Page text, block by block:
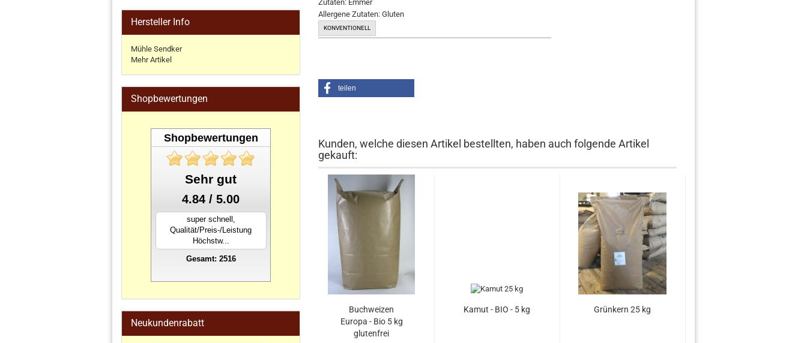
Zutaten: Emmer
Allergene Zutaten: Gluten
KONVENTIONELL
teilen
Kunden, welche diesen Artikel bestellten, haben auch folgende Artikel
gekauft:
Buchweizen
Europa - Bio 5 kg
glutenfrei
Kamut - BIO - 5 kg Grünkern 25 kg
Hersteller Info
Mühle Sendker
Mehr Artikel
Shopbewertungen
Shopbewertungen
Sehr gut
4.84 / 5.00
super schnell,
Qualität/Preis-/Leistung
Höchstw...
Gesamt: 2516
Neukundenrabatt